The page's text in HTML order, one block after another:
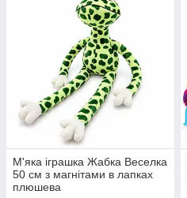
М'яка іграшка Жабка Веселка
50 см з магнітами в лапках
плюшева